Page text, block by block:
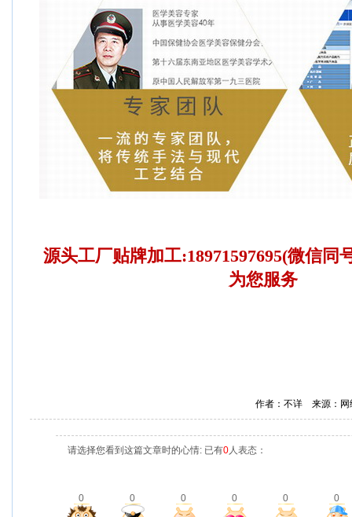
源头工厂贴牌加工:18971597695(微信同
为您服务
作者：不详 来源：
请选择您看到这篇文章时的心情: 已有0人表态：
0 0 0 0 0 0